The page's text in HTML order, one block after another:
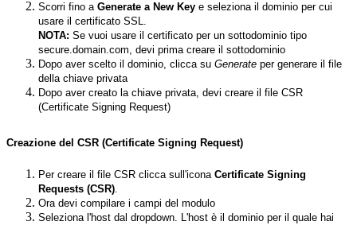
Scorri fino a Generate a New Key e seleziona il dominio per cui
usare il certificato SSL.
NOTA: Se vuoi usare il certificato per un sottodominio tipo
secure.domain.com, devi prima creare il sottodominio
Dopo aver scelto il dominio, clicca su Generate per generare il file
della chiave privata
Dopo aver creato la chiave privata, devi creare il file CSR
(Certificate Signing Request)
Creazione del CSR (Certificate Signing Request)
Per creare il file CSR clicca sull'icona Certificate Signing
Requests (CSR).
Ora devi compilare i campi del modulo
Seleziona l'host dal dropdown. L'host è il dominio per il quale hai